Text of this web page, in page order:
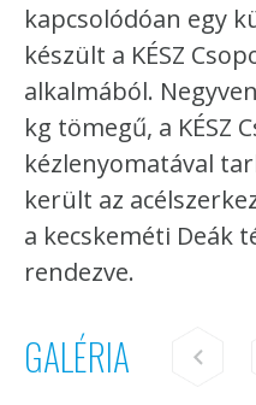
kapcsolódóan egy
készült a KÉSZ
alkalmából.
kg tömegű, a KÉSZ
kézlenyomatával
került az
a kecskeméti Deák
rendezve.
GALÉRIA